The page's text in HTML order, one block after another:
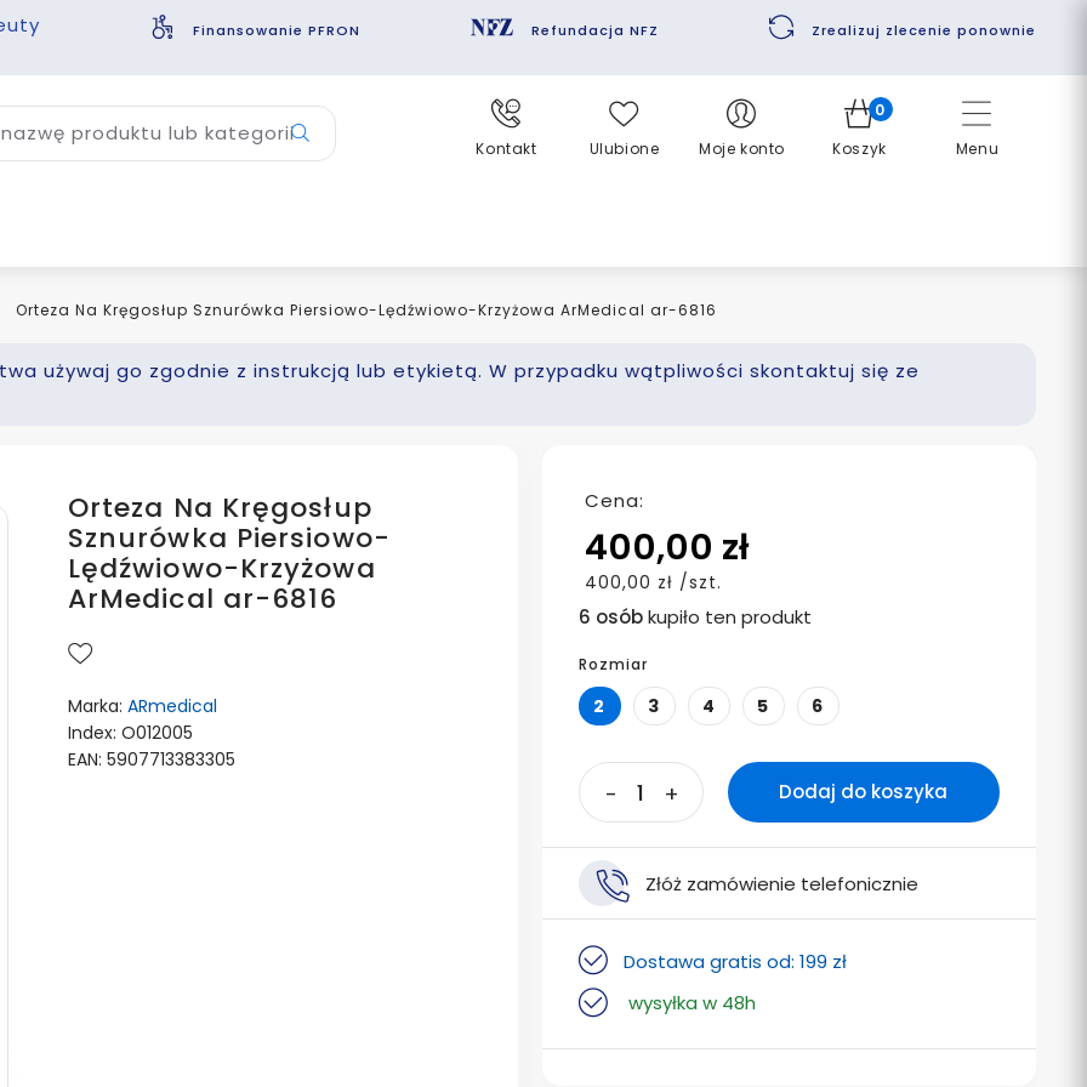
Finansowanie PFRON Refundacja NFZ Zrealizuj zlecenie ponownie
Menu
produktu lub kategorii
Kontakt Ulubione Moje konto
0
Koszyk
Orteza Na Kręgosłup Sznurówka Piersiowo-Lędźwiowo-Krzyżowa ArMedical ar-6816
używaj go zgodnie z instrukcją lub etykietą. W przypadku wątpliwości skontaktuj się ze
Orteza Na Kręgosłup
Sznurówka Piersiowo-
Lędźwiowo-Krzyżowa
ArMedical ar-6816
Marka: ARmedical
Index: O012005
EAN: 5907713383305
Cena:
400,00 zł
400,00 zł /szt.
6 osóbkupiło ten produkt
Rozmiar
2 3 4 5 6
- + Dodaj do koszyka
Złóż zamówienie telefonicznie
Dostawa gratis od: 199 zł
wysyłka w 48h